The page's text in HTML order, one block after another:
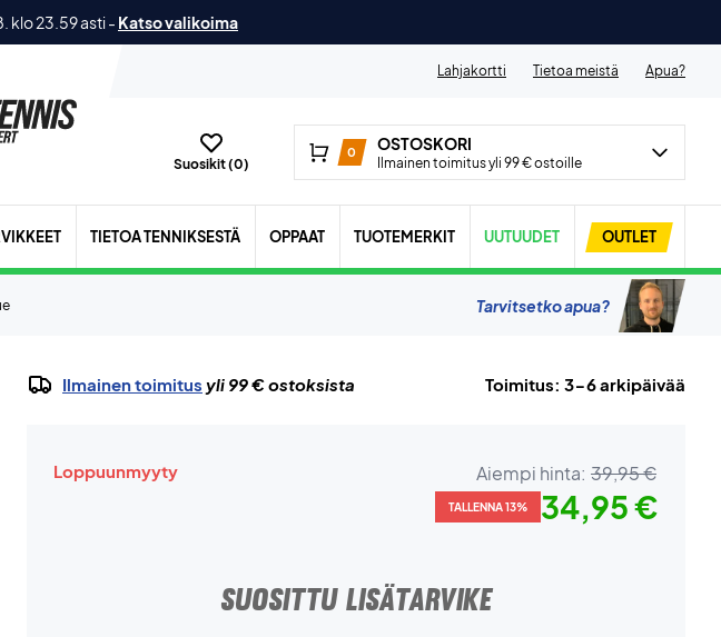
klo 23.59 asti- Katso valikoima
Lahjakortti Tietoa meistä Apua?
Suosikit (0)
0 OSTOSKORI
Ilmainen toimitus yli 99 € ostoille
TIETOA TENNIKSESTÄ OPPAAT TUOTEMERKIT UUTUUDET OUTLET
Tarvitsetko apua?
Ilmainen toimitus yli 99 € ostoksista Toimitus: 3-6 arkipäivää
Loppuunmyyty Aiempi hinta: 39,95 €
TALLENNA 13% 34,95 €
SUOSITTU LISÄTARVIKE